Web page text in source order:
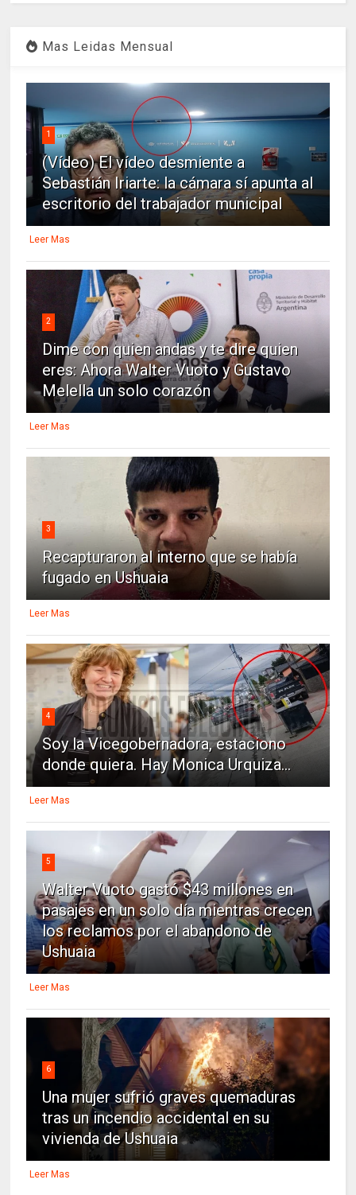
Mas Leidas Mensual
1
(Vídeo) El vídeo desmiente a
Sebastián Iriarte: la cámara sí apunta al
escritorio del trabajador municipal
Leer Mas
2
Dime con quien andas y te dire quien
eres: Ahora Walter Vuoto y Gustavo
Melella un solo corazón
Leer Mas
3
Recapturaron al interno que se había
fugado en Ushuaia
Leer Mas
4
Soy la Vicegobernadora, estaciono
donde quiera. Hay Monica Urquiza...
Leer Mas
5
Walter Vuoto gastó $43 millones en
pasajes en un solo día mientras crecen
los reclamos por el abandono de
Ushuaia
Leer Mas
6
Una mujer sufrió graves quemaduras
tras un incendio accidental en su
vivienda de Ushuaia
Leer Mas